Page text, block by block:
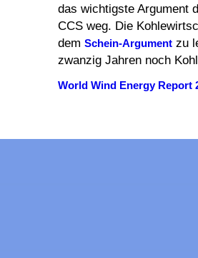
das wichtigste Argument
CCS weg. Die
demSchein-Argument zu
zwanzig Jahren noch
World Wind Energy Report